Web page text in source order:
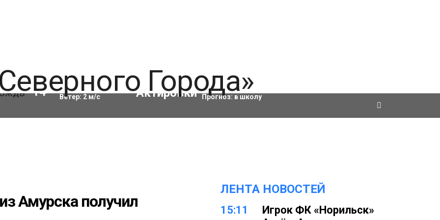
14°C Влажность:82%
Ветер: 2м/с
Актировки
Прогноз: в школу
Амурска получил
ЛЕНТА НОВОСТЕЙ
15:11
Игрок ФК «Норильск»